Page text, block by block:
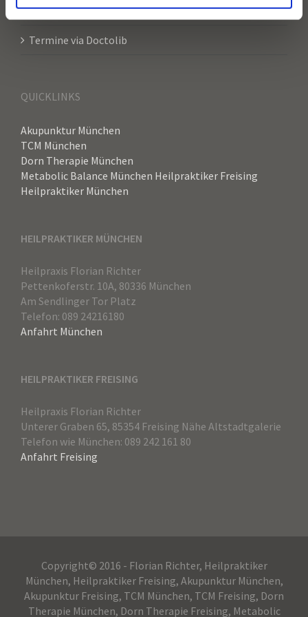
Links
Termine via Doctolib
QUICKLINKS
Akupunktur München
TCM München
Dorn Therapie München
Metabolic Balance München Heilpraktiker Freising
Heilpraktiker München
HEILPRAKTIKER MÜNCHEN
Heilpraxis Florian Richter
Pettenkoferstr. 10A, 80336 München
Am Sendlinger Tor Platz
Telefon: 089 24216180
Anfahrt München
HEILPRAKTIKER FREISING
Heilpraxis Florian Richter
Unterer Graben 65, 85354 Freising Nähe Altstadtgalerie
Telefon wie München: 089 242 161 80
Anfahrt Freising
Copyright© 2016 - Florian Richter, Heilpraktiker
München, Heilpraktiker Freising, Akupunktur München,
Akupunktur Freising, TCM München, TCM Freising, Dorn
Therapie München, Dorn Therapie Freising, Metabolic